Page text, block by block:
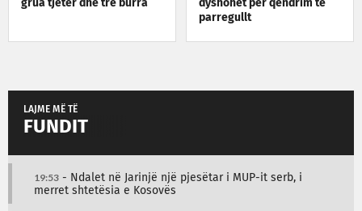
dyshohet për qëndrim të
parregullt
grua tjetër dhe tre burra
LAJME MË TË
FUNDIT
19:53 - Ndalet në Jarinjë një pjesëtar i MUP-it serb, i
merret shtetësia e Kosovës